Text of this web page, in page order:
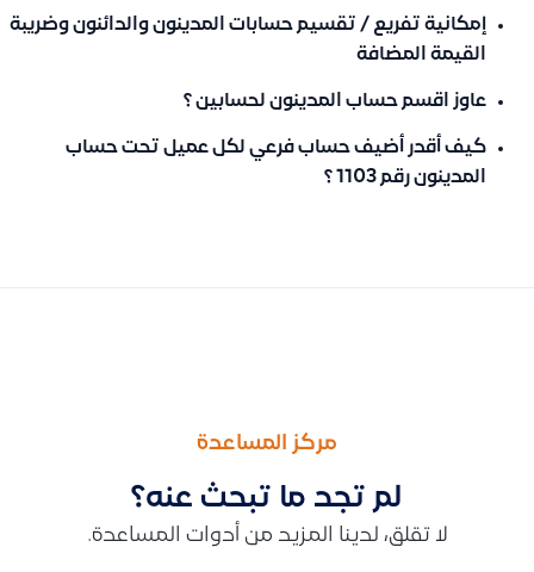
إمكانية تفريع / تقسيم حسابات المدينون والدائنون وضريبة
القيمة المضافة
عاوز اقسم حساب المدينون لحسابين ؟
كيف أقدر أضيف حساب فرعي لكل عميل تحت حساب
المدينون رقم 1103 ؟
مركز المساعدة
لم تجد ما تبحث عنه؟
لا تقلق، لدينا المزيد من أدوات المساعدة.